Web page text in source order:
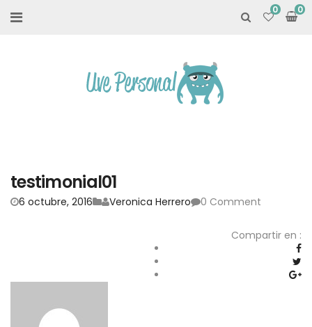
0
testimonial01
6 octubre, 2016 Veronica Herrero 0 Comment
Compartir en :